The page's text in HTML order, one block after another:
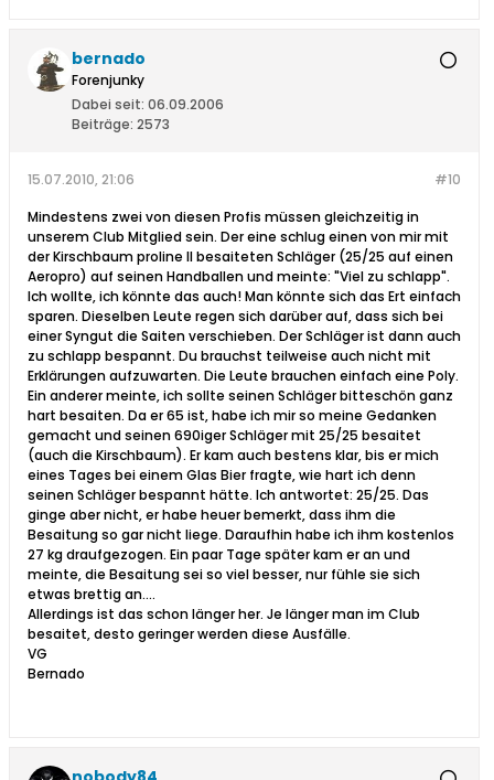
bernado
Forenjunky
Dabei seit: 06.09.2006
Beiträge: 2573
#10
15.07.2010, 21:06
Mindestens zwei von diesen Profis müssen gleichzeitig in
unserem Club Mitglied sein. Der eine schlug einen von mir mit
der Kirschbaum proline II besaiteten Schläger (25/25 auf einen
Aeropro) auf seinen Handballen und meinte: "Viel zu schlapp".
Ich wollte, ich könnte das auch! Man könnte sich das Ert einfach
sparen. Dieselben Leute regen sich darüber auf, dass sich bei
einer Syngut die Saiten verschieben. Der Schläger ist dann auch
zu schlapp bespannt. Du brauchst teilweise auch nicht mit
Erklärungen aufzuwarten. Die Leute brauchen einfach eine Poly.
Ein anderer meinte, ich sollte seinen Schläger bitteschön ganz
hart besaiten. Da er 65 ist, habe ich mir so meine Gedanken
gemacht und seinen 690iger Schläger mit 25/25 besaitet
(auch die Kirschbaum). Er kam auch bestens klar, bis er mich
eines Tages bei einem Glas Bier fragte, wie hart ich denn
seinen Schläger bespannt hätte. Ich antwortet: 25/25. Das
ginge aber nicht, er habe heuer bemerkt, dass ihm die
Besaitung so gar nicht liege. Daraufhin habe ich ihm kostenlos
27 kg draufgezogen. Ein paar Tage später kam er an und
meinte, die Besaitung sei so viel besser, nur fühle sie sich
etwas brettig an....
Allerdings ist das schon länger her. Je länger man im Club
besaitet, desto geringer werden diese Ausfälle.
VG
Bernado